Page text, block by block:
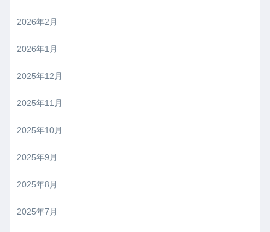
2026年2月
2026年1月
2025年12月
2025年11月
2025年10月
2025年9月
2025年8月
2025年7月